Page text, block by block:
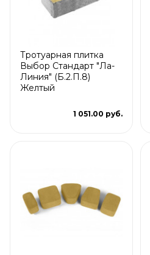
Тротуарная плитка
Выбор Стандарт "Ла-
Линия" (Б.2.П.8)
Желтый
1 051.00 руб.